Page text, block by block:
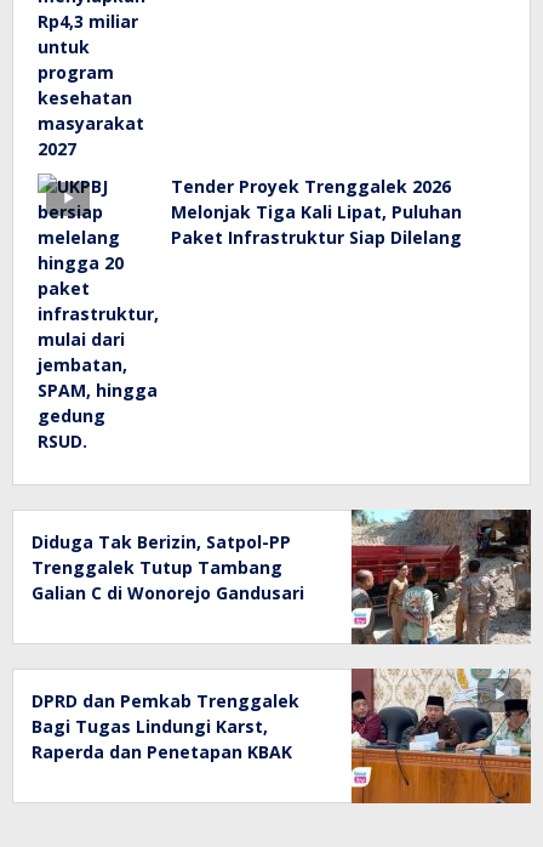
Tender Proyek Trenggalek 2026
Melonjak Tiga Kali Lipat, Puluhan
Paket Infrastruktur Siap Dilelang
Diduga Tak Berizin, Satpol-PP
Trenggalek Tutup Tambang
Galian C di Wonorejo Gandusari
DPRD dan Pemkab Trenggalek
Bagi Tugas Lindungi Karst,
Raperda dan Penetapan KBAK